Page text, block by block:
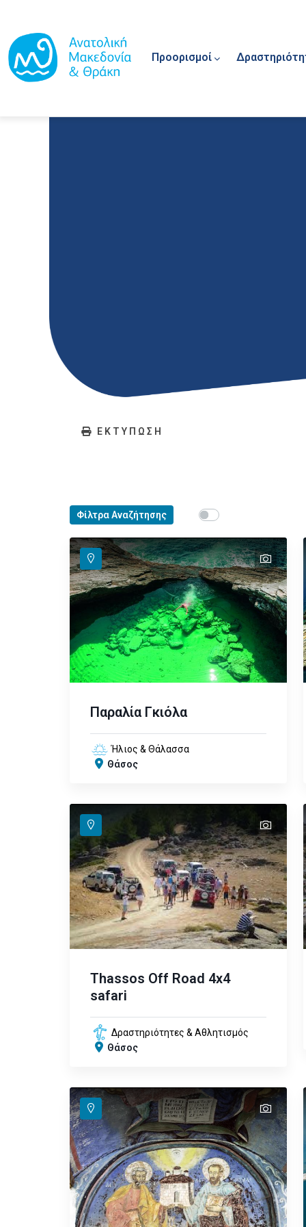
Προορισμοί
ΕΚΤΥΠΩΣΗ
Φίλτρα Αναζήτησης Show map on mouse
text
Παραλία Γκιόλα
Ήλιος & Θάλασσα
Θάσος
text
Thassos Off Road 4x4
safari
Δραστηριότητες & Αθλητισμός
Θάσος
text